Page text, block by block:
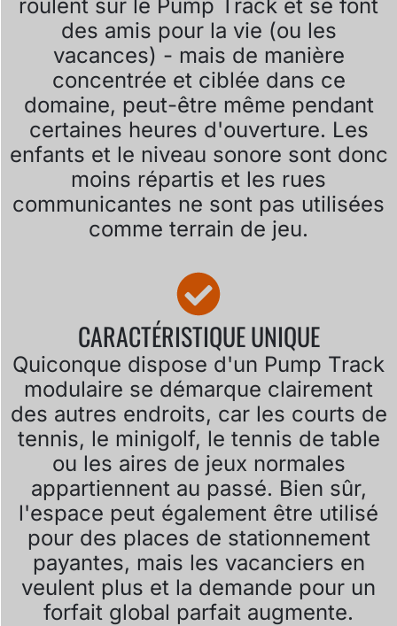
roulent sur le Pump Track et se font
des amis pour la vie (ou les
vacances) - mais de manière
concentrée et ciblée dans ce
domaine, peut-être même pendant
certaines heures d'ouverture. Les
enfants et le niveau sonore sont donc
moins répartis et les rues
communicantes ne sont pas utilisées
comme terrain de jeu.
CARACTÉRISTIQUE UNIQUE
Quiconque dispose d'un Pump Track
modulaire se démarque clairement
des autres endroits, car les courts de
tennis, le minigolf, le tennis de table
ou les aires de jeux normales
appartiennent au passé. Bien sûr,
l'espace peut également être utilisé
pour des places de stationnement
payantes, mais les vacanciers en
veulent plus et la demande pour un
forfait global parfait augmente.